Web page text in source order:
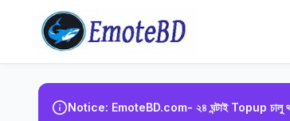
Notice: EmoteBD.com- ২৪ ঘন্টাই Topup চালু থাকে.